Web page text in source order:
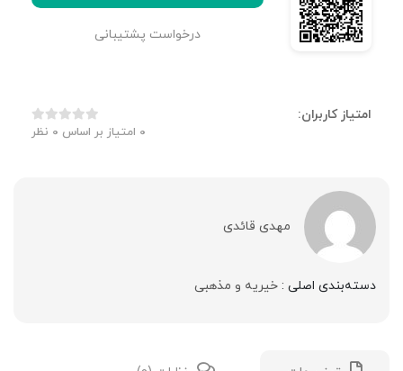
درخواست پشتیبانی
امتیاز کاربران:
0 امتیاز بر اساس 0 نظر
مهدی قائدی
دسته‌بندی اصلی : خیریه و مذهبی